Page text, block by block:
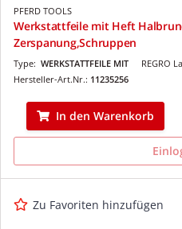
PFERD TOOLS
Werkstattfeile mit Heft
Zerspanung,Schruppen
REGRO
Type: WERKSTATTFEILE MIT
Hersteller-Art.Nr.: 11235256
In den Warenkorb
Zu Favoriten hinzufügen